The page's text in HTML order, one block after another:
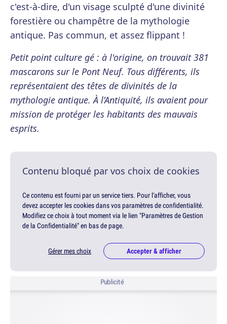
c'est-à-dire, d'un visage sculpté d'une divinité
forestière ou champêtre de la mythologie
antique. Pas commun, et assez flippant !
Petit point culture gé : à l'origine, on trouvait 381
mascarons sur le Pont Neuf. Tous différents, ils
représentaient des têtes de divinités de la
mythologie antique. À l’Antiquité, ils avaient pour
mission de protéger les habitants des mauvais
esprits.
Contenu bloqué par vos choix de cookies
Ce contenu est fourni par un service tiers. Pour l'afficher, vous
devez accepter les cookies dans vos paramètres de confidentialité.
Modifiez ce choix à tout moment via le lien "Paramètres de Gestion
de la Confidentialité" en bas de page.
Gérer mes choix Accepter & afficher
Publicité